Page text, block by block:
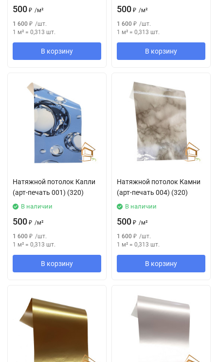
500 ₽ /м²
1 600 ₽ /шт.
1 м² = 0,313 шт.
В корзину
500 ₽ /м²
1 600 ₽ /шт.
1 м² = 0,313 шт.
В корзину
Натяжной потолок Капли
(арт-печать 001) (320)
В наличии
500 ₽ /м²
1 600 ₽ /шт.
1 м² = 0,313 шт.
В корзину
Натяжной потолок Камни
(арт-печать 004) (320)
В наличии
500 ₽ /м²
1 600 ₽ /шт.
1 м² = 0,313 шт.
В корзину